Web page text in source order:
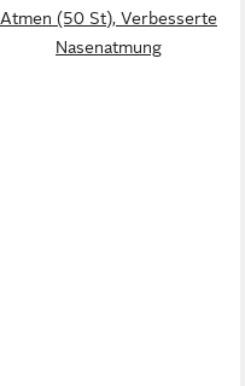
Atmen (50 St), Verbesserte
Nasenatmung